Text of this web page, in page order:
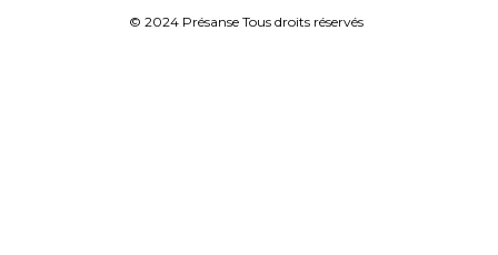
© 2024 Présanse Tous droits réservés